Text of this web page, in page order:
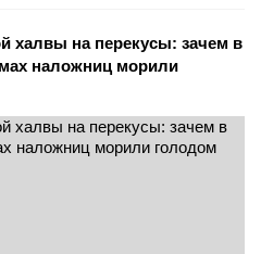
халвы на перекусы: зачем в
наложниц морили